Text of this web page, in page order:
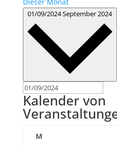
01/09/2024September 2024
Kalender von
MMontag